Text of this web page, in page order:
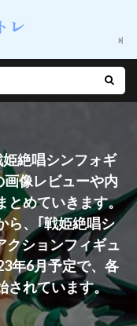
姫絶唱シンフォギ
画像レビューや内
とめていきます。
ら、｢戦姫絶唱シ
クションフィギュ
年6月予定で、各
されています。